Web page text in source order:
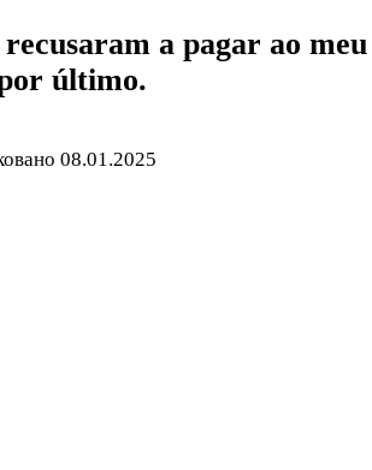
a pagar ao
último.
08.01.2025